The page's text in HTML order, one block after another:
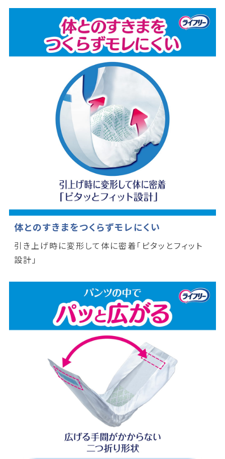
体とのすきまをつくらずモレにくい
引き上げ時に変形して体に密着「ピタッとフィット
設計」